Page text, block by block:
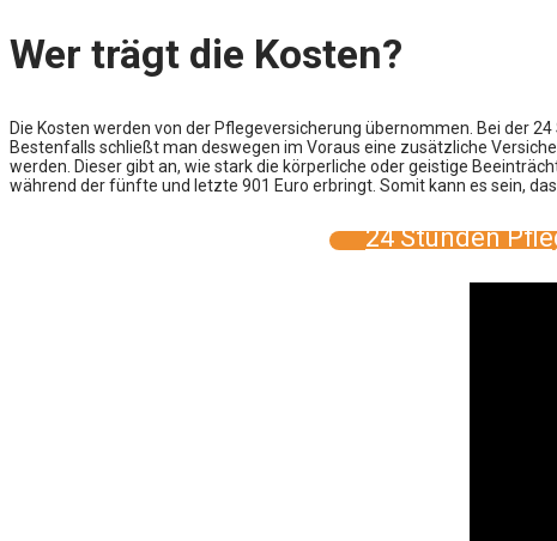
Wer trägt die Kosten?
Die Kosten werden von der Pflegeversicherung übernommen. Bei der
Bestenfalls schließt man deswegen im Voraus eine zusätzliche
werden. Dieser gibt an, wie stark die körperliche oder geistige
während der fünfte und letzte 901 Euro erbringt. Somit kann es sein,
24 Stunden